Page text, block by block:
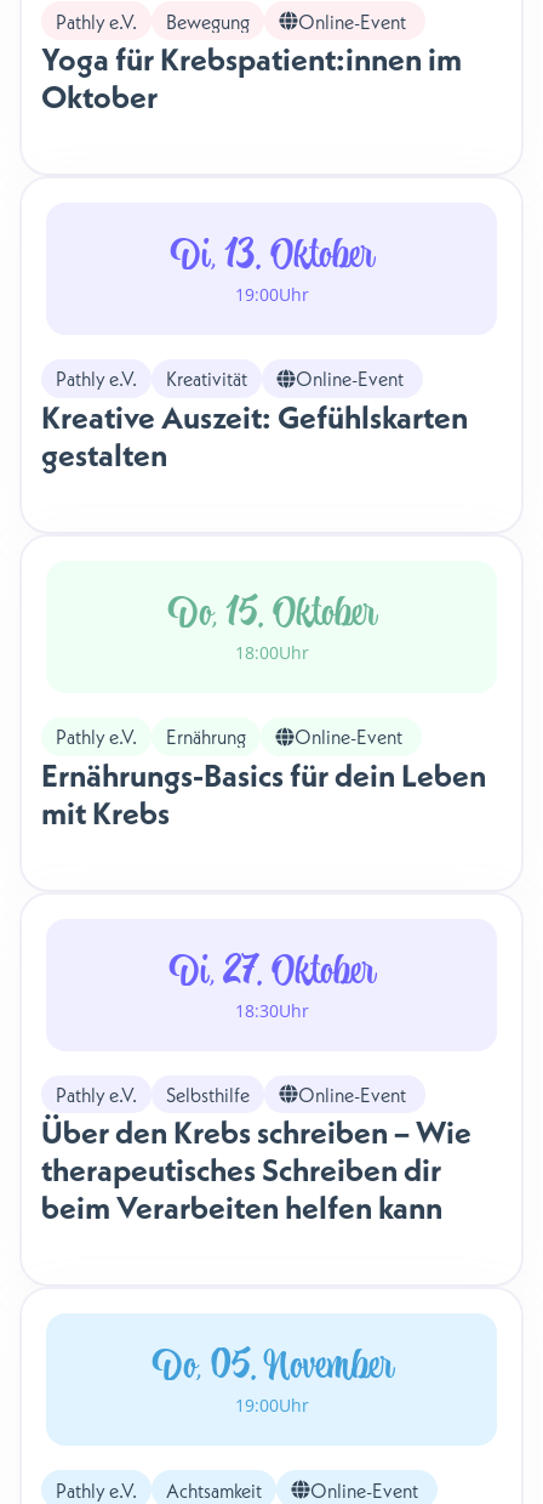
Pathly e.V. Bewegung Online-Event
Yoga für Krebspatient:innen im
Oktober
Di, 13. Oktober
19:00Uhr
Pathly e.V. Kreativität Online-Event
Kreative Auszeit: Gefühlskarten
gestalten
Do, 15. Oktober
18:00Uhr
Pathly e.V. Ernährung Online-Event
Ernährungs-Basics für dein Leben
mit Krebs
Di, 27. Oktober
18:30Uhr
Pathly e.V. Selbsthilfe Online-Event
Über den Krebs schreiben – Wie
therapeutisches Schreiben dir
beim Verarbeiten helfen kann
Do, 05. November
19:00Uhr
Pathly e.V. Achtsamkeit Online-Event